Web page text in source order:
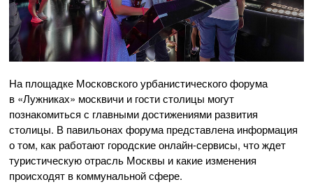
На площадке Московского урбанистического форума
в «Лужниках» москвичи и гости столицы могут
познакомиться с главными достижениями развития
столицы. В павильонах форума представлена информация
о том, как работают городские онлайн-сервисы, что ждет
туристическую отрасль Москвы и какие изменения
происходят в коммунальной сфере.